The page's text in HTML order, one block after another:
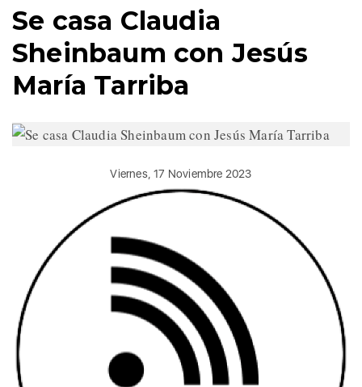
Se casa Claudia
Sheinbaum con Jesús
María Tarriba
Viernes, 17 Noviembre 2023